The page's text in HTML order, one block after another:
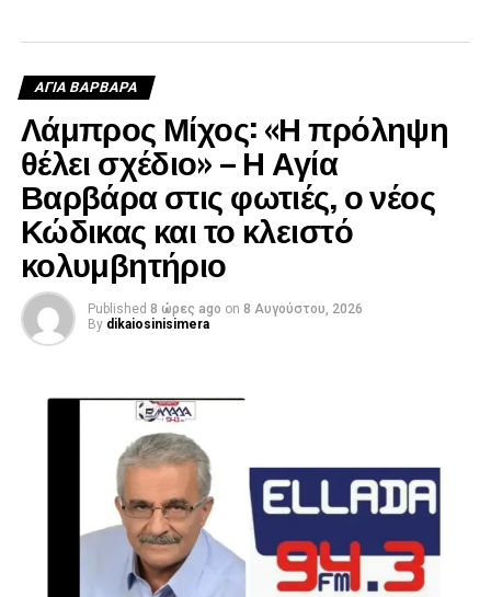
ΑΓΙΑ ΒΑΡΒΑΡΑ
Λάμπρος Μίχος: «Η πρόληψη
θέλει σχέδιο» – Η Αγία
Βαρβάρα στις φωτιές, ο νέος
Κώδικας και το κλειστό
κολυμβητήριο
Published 8 ώρες ago on 8 Αυγούστου, 2026
By dikaiosinisimera